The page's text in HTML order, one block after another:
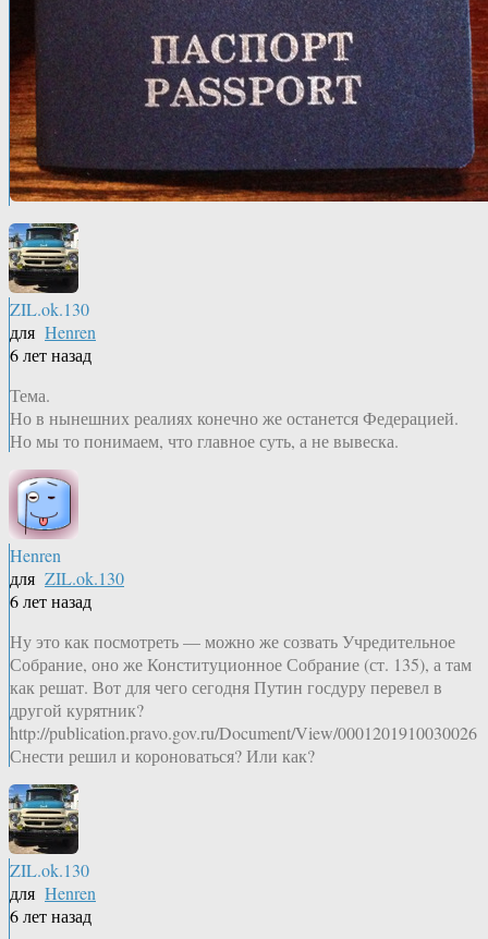
ZIL.ok.130
для Henren
6 лет назад
Тема.
Но в нынешних реалиях конечно же останется Федерацией.
Но мы то понимаем, что главное суть, а не вывеска.
Henren
для ZIL.ok.130
6 лет назад
Ну это как посмотреть — можно же созвать Учредительное
Собрание, оно же Конституционное Собрание (ст. 135), а там
как решат. Вот для чего сегодня Путин госдуру перевел в
другой курятник?
http://publication.pravo.gov.ru/Document/View/0001201910030026
Снести решил и короноваться? Или как?
ZIL.ok.130
для Henren
6 лет назад